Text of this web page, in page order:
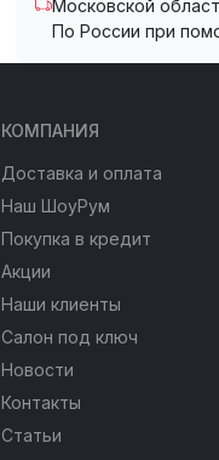
Московской
По России при
КОМПАНИЯ
Доставка и оплата
Наш ШоуРум
Покупка в кредит
Акции
Наши клиенты
Салон под ключ
Новости
Контакты
Статьи